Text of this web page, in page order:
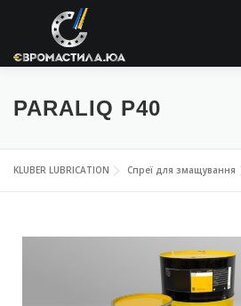
ПРО КОМПАНІЮ
ЗАСТОСОВУННЯ НОВИНИ
ПОШУК
PARALIQ P40
KLUBER LUBRICATION Спреї для змащування